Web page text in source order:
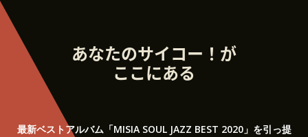
あなたのサイコー！が
ここにある
最新ベストアルバム「MISIA SOUL JAZZ BEST 2020」を引っ提